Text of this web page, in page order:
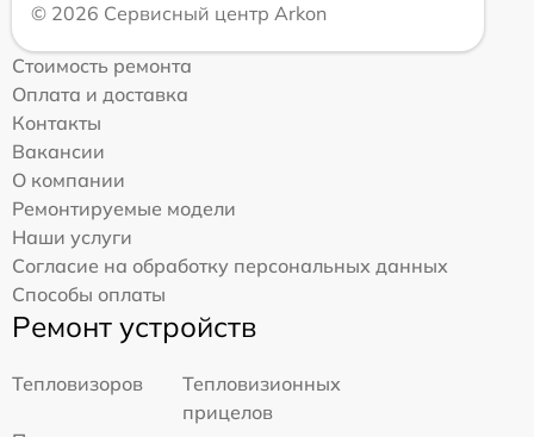
© 2026 Сервисный центр Arkon
Стоимость ремонта
Оплата и доставка
Контакты
Вакансии
О компании
Ремонтируемые модели
Наши услуги
Согласие на обработку персональных данных
Способы оплаты
Ремонт устройств
Тепловизоров
Тепловизионных
прицелов